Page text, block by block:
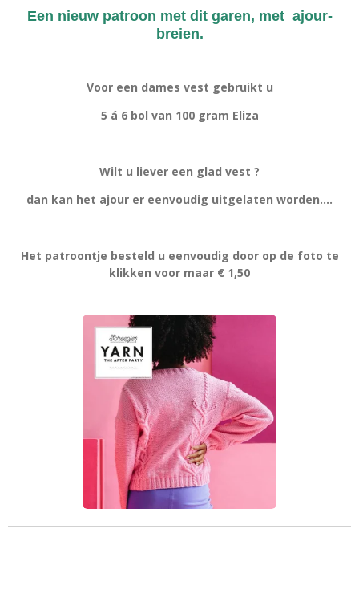
Een nieuw patroon met dit garen, met ajour-
breien.
Voor een dames vest gebruikt u
5 á 6 bol van 100 gram Eliza
Wilt u liever een glad vest ?
dan kan het ajour er eenvoudig uitgelaten worden....
Het patroontje besteld u eenvoudig door op de foto te
klikken voor maar € 1,50